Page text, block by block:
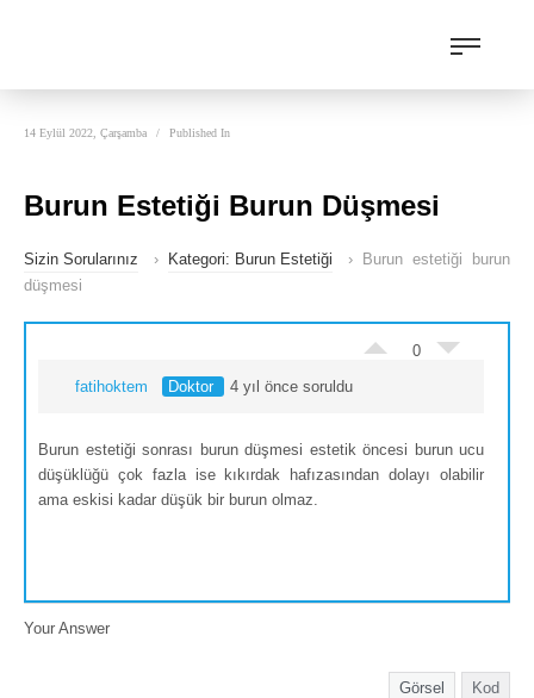
14 Eylül 2022, Çarşamba / Published In
Burun Estetiği Burun Düşmesi
Sizin Sorularınız › Kategori: Burun Estetiği ›
Burun estetiği burun
düşmesi
0
fatihoktem
Doktor 4 yıl önce soruldu
Burun estetiği sonrası burun düşmesi estetik öncesi burun ucu
düşüklüğü çok fazla ise kıkırdak hafızasından dolayı olabilir
ama eskisi kadar düşük bir burun olmaz.
Your Answer
Görsel Kod